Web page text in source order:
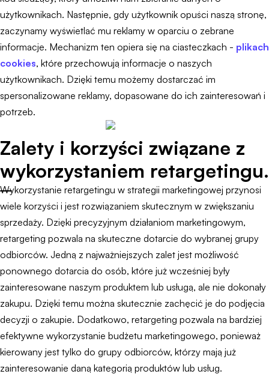
użytkownikach. Następnie, gdy użytkownik opuści naszą stronę,
zaczynamy wyświetlać mu reklamy w oparciu o zebrane
informacje. Mechanizm ten opiera się na ciasteczkach - plikach
cookies, które przechowują informacje o naszych
użytkownikach. Dzięki temu możemy dostarczać im
spersonalizowane reklamy, dopasowane do ich zainteresowań i
potrzeb.
Zalety i korzyści związane z
wykorzystaniem retargetingu.
Wykorzystanie retargetingu w strategii marketingowej przynosi
wiele korzyści i jest rozwiązaniem skutecznym w zwiększaniu
sprzedaży. Dzięki precyzyjnym działaniom marketingowym,
retargeting pozwala na skuteczne dotarcie do wybranej grupy
odbiorców. Jedną z najważniejszych zalet jest możliwość
ponownego dotarcia do osób, które już wcześniej były
zainteresowane naszym produktem lub usługą, ale nie dokonały
zakupu. Dzięki temu można skutecznie zachęcić je do podjęcia
decyzji o zakupie. Dodatkowo, retargeting pozwala na bardziej
efektywne wykorzystanie budżetu marketingowego, ponieważ
kierowany jest tylko do grupy odbiorców, którzy mają już
zainteresowanie daną kategorią produktów lub usług.